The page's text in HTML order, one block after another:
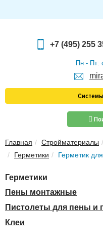
ЭЛЕКТРИКА И ОСВЕЩЕНИЕ
ЗВУКОИЗОЛЯЦИЯ
Главная
О компании
+7 (495) 255
Пн - Пт:
Главная Стройматериалы
Герметики
Герметик
Герметики
Пены монтажные
Пистолеты для пены и
Клеи